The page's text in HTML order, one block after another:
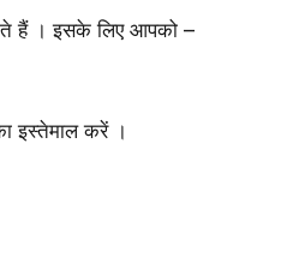
हैं । इसके लिए आपको –
इस्तेमाल करें ।